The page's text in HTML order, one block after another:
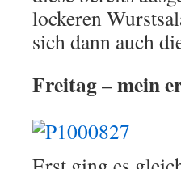
lockeren
sich dann auch
Freitag – mein